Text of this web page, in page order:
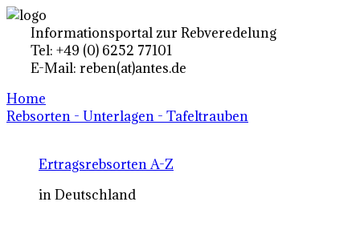
Informationsportal zur Rebveredelung
Tel: +49 (0) 6252 77101
E-Mail: reben(at)antes.de
Home
Rebsorten - Unterlagen - Tafeltrauben
Ertragsrebsorten A-Z
in Deutschland